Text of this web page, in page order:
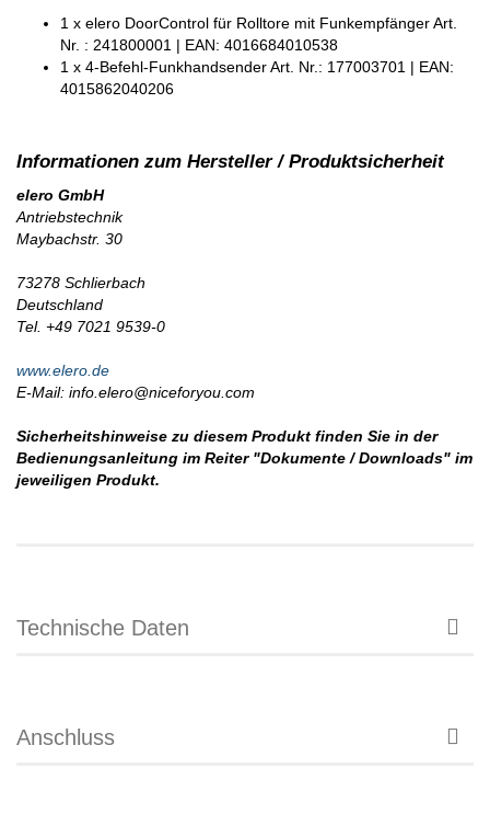
1 x elero DoorControl für Rolltore mit Funkempfänger Art.
Nr. : 241800001 | EAN: 4016684010538
1 x 4-Befehl-Funkhandsender Art. Nr.: 177003701 | EAN:
4015862040206
elero GmbH
Antriebstechnik
Maybachstr. 30
73278 Schlierbach
Deutschland
Tel. +49 7021 9539-0
www.elero.de
E-Mail: info.elero@niceforyou.com
Sicherheitshinweise zu diesem Produkt finden Sie in der
Bedienungsanleitung im Reiter "Dokumente / Downloads" im
jeweiligen Produkt.
Technische Daten
Anschluss